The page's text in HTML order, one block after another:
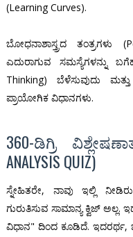
(Learning Curves).
ಬೋಧನಾಶಾಸ್ತ್ರದ ತಂತ್ರಗಳು
ಎದುರಾಗುವ ಸಮಸ್ಯೆಗಳನ್ನು
Thinking) ಬೆಳೆಸುವುದು
ಪ್ರಾಯೋಗಿಕ ವಿಧಾನಗಳು.
360-ಡಿಗ್ರಿ
ANALYSIS QUIZ)
ಸ್ನೇಹಿತರೇ, ನಾವು ಇಲ್ಲಿ
ಗುರುತಿಸುವ ಸಾಮಾನ್ಯ ಕ್ವಿಜ್ ಅಲ್ಲ.
ವಿಧಾನ" ದಿಂದ ಕೂಡಿದೆ. ಇದರರ್ಥ,